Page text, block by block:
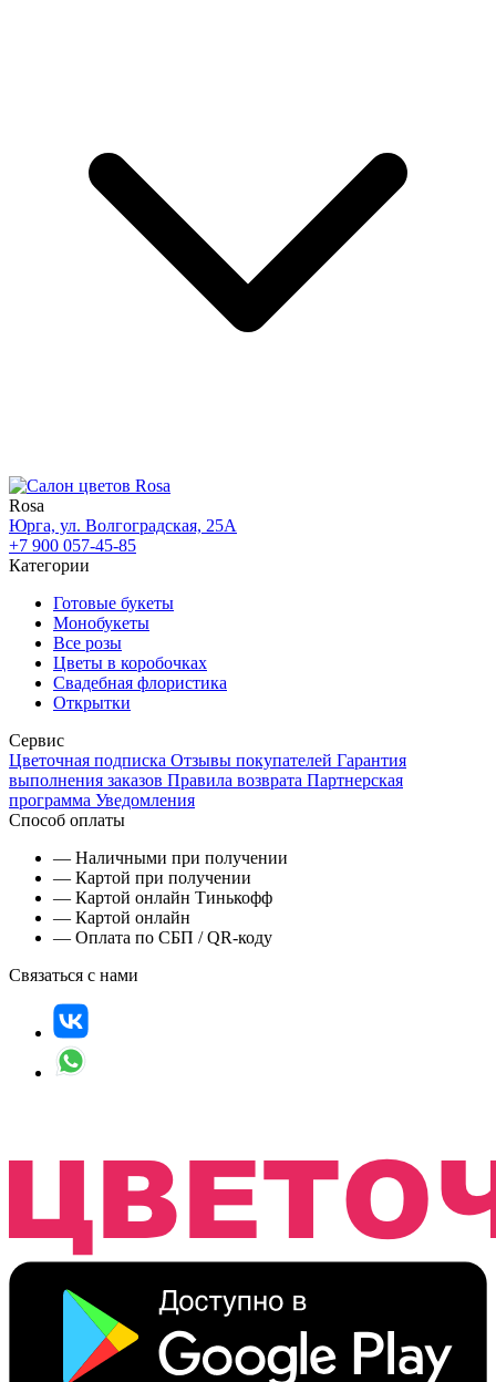
Rosa
Юрга, ул. Волгоградская, 25А
+7 900 057-45-85
Категории
Готовые букеты
Монобукеты
Все розы
Цветы в коробочках
Свадебная флористика
Открытки
Сервис
Цветочная подписка Отзывы покупателей Гарантия
выполнения заказов Правила возврата Партнерская
программа Уведомления
Способ оплаты
— Наличными при получении
— Картой при получении
— Картой онлайн Тинькофф
— Картой онлайн
— Оплата по СБП / QR-коду
Связаться с нами